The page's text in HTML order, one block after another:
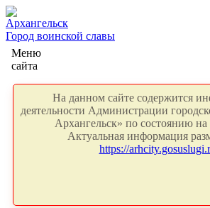
Архангельск
Город воинской славы
Меню
сайта
На данном сайте содержится
деятельности Администрации
Архангельск» по состоянию на
Актуальная информация
https://